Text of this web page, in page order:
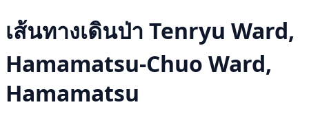
เส้นทางเดินป่า Tenryu Ward,
Hamamatsu-Chuo Ward,
Hamamatsu